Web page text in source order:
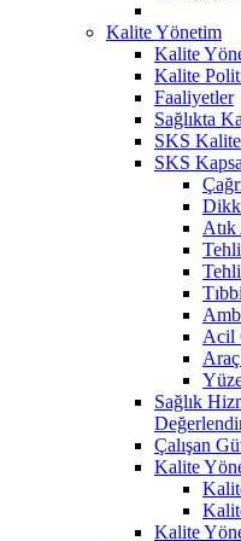
Kalite Yönetim
Kalite
Kalite
Faaliyetler
Sağlıkta
SKS
SKS
Atık
Acil
Sağlık
Çalışan
Kalite
Kalite